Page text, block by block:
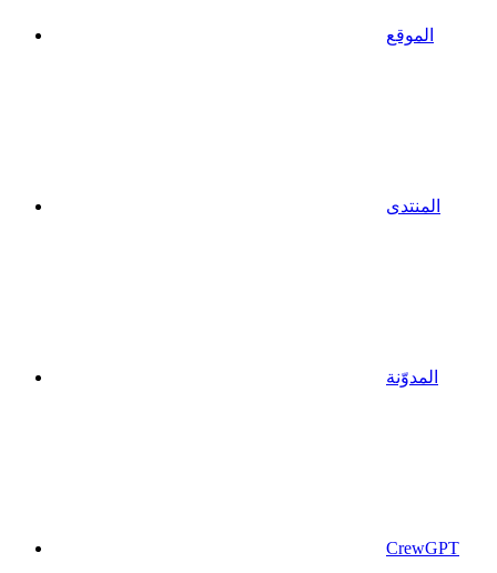
الموقع
المنتدى
المدوّنة
CrewGPT